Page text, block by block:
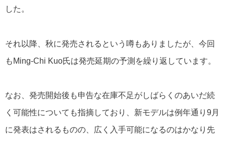
した。
それ以降、秋に発売されるという噂もありましたが、今回
もMing-Chi Kuo氏は発売延期の予測を繰り返しています。
なお、発売開始後も申告な在庫不足がしばらくのあいだ続
く可能性についても指摘しており、新モデルは例年通り9月
に発表はされるものの、広く入手可能になるのはかなり先